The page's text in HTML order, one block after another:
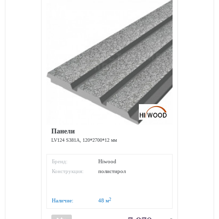
Панели
LV124 S381A, 120*2700*12 мм
Бренд:
Hiwood
Конструкция:
полистирол
Наличие: 48 м2